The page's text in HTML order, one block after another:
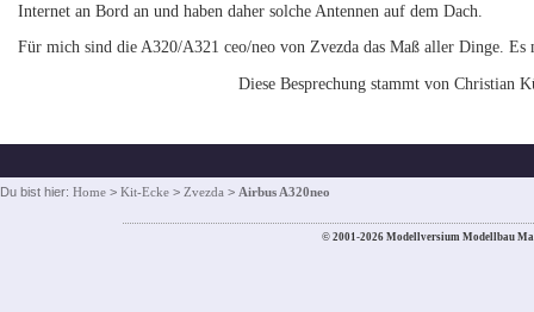
Internet an Bord an und haben daher solche Antennen auf dem Dach.
Für mich sind die A320/A321 ceo/neo von Zvezda das Maß aller Dinge. Es
Diese Besprechung stammt von Christian
Du bist hier: Home > Kit-Ecke > Zvezda > Airbus A320neo
© 2001-2026 Modellversium Modellbau